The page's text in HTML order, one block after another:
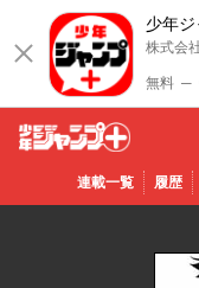
少年ジ
株式会
無料 ─
少年ジ
ャンプ
連載一覧 履歴